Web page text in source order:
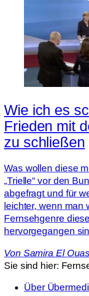
Wie ich es
Frieden mit
zu schließen
Was wollen diese
„Trielle“ vor den
abgefragt und für
leichter, wenn man
Fernsehgenre
hervorgegangen
Von Samira El
Sie sind hier:
Über